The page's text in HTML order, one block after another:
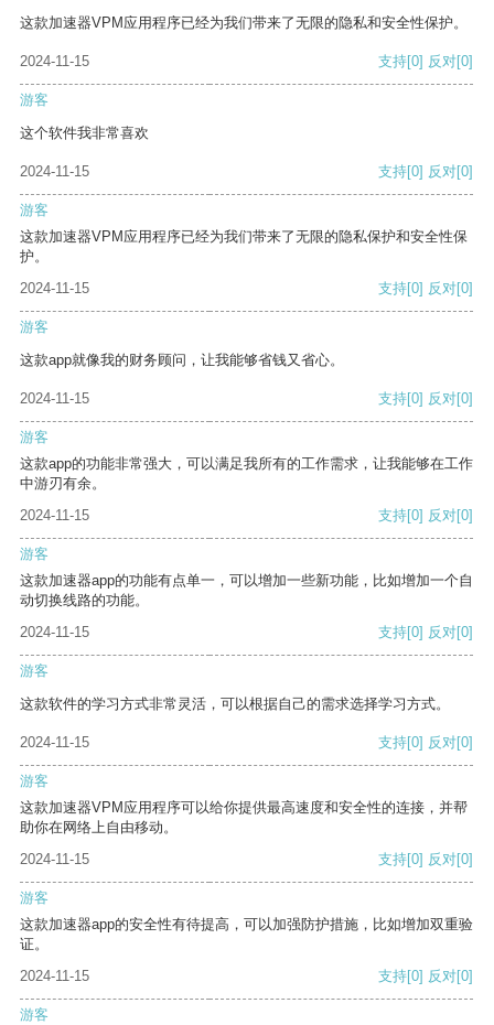
这款加速器VPM应用程序已经为我们带来了无限的隐私和安全性保护。
2024-11-15 支持[0] 反对[0]
游客
这个软件我非常喜欢
2024-11-15 支持[0] 反对[0]
游客
这款加速器VPM应用程序已经为我们带来了无限的隐私保护和安全性保
护。
2024-11-15
支持[0] 反对[0]
游客
这款app就像我的财务顾问，让我能够省钱又省心。
2024-11-15 支持[0] 反对[0]
游客
这款app的功能非常强大，可以满足我所有的工作需求，让我能够在工作
中游刃有余。
2024-11-15
支持[0] 反对[0]
游客
这款加速器app的功能有点单一，可以增加一些新功能，比如增加一个自
动切换线路的功能。
2024-11-15
支持[0] 反对[0]
游客
这款软件的学习方式非常灵活，可以根据自己的需求选择学习方式。
2024-11-15 支持[0] 反对[0]
游客
这款加速器VPM应用程序可以给你提供最高速度和安全性的连接，并帮
助你在网络上自由移动。
2024-11-15
支持[0] 反对[0]
游客
这款加速器app的安全性有待提高，可以加强防护措施，比如增加双重验
证。
2024-11-15
支持[0] 反对[0]
游客